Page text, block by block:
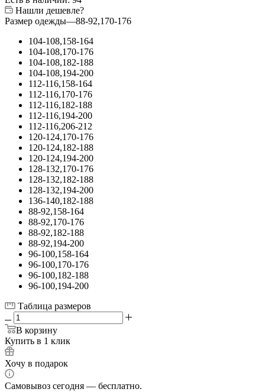
Нашли дешевле?
Размер одежды—88-92,170-176
104-108,158-164
104-108,170-176
104-108,182-188
104-108,194-200
112-116,158-164
112-116,170-176
112-116,182-188
112-116,194-200
112-116,206-212
120-124,170-176
120-124,182-188
120-124,194-200
128-132,170-176
128-132,182-188
128-132,194-200
136-140,182-188
88-92,158-164
88-92,170-176
88-92,182-188
88-92,194-200
96-100,158-164
96-100,170-176
96-100,182-188
96-100,194-200
Таблица размеров
В корзину
Купить в 1 клик
Хочу в подарок
Самовывоз сегодня — бесплатно.